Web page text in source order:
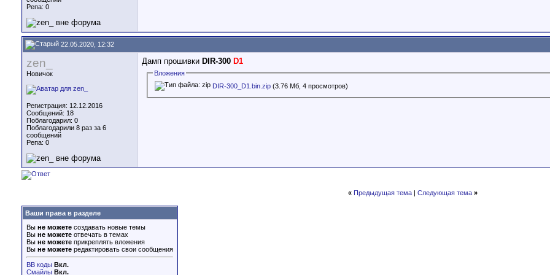
Репа: 0
22.05.2020, 12:32
zen_
Новичок
Регистрация: 12.12.2016
Сообщений: 18
Поблагодарил: 0
Поблагодарили 8 раз за 6
сообщений
Репа: 0
Дамп прошивки DIR-300 D1
Вложения
DIR-300_D1.bin.zip (3.76 Мб, 4 просмотров)
« Предыдущая тема| Следующая тема »
Ваши права в разделе
Вы не можете создавать новые темы
Вы не можете отвечать в темах
Вы не можете прикреплять вложения
Вы не можете редактировать свои сообщения
BB коды Вкл.
Смайлы Вкл.